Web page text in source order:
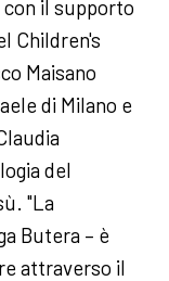
con il supporto
Children's
Maisano
di Milano e
del
"La
Butera – è
attraverso il